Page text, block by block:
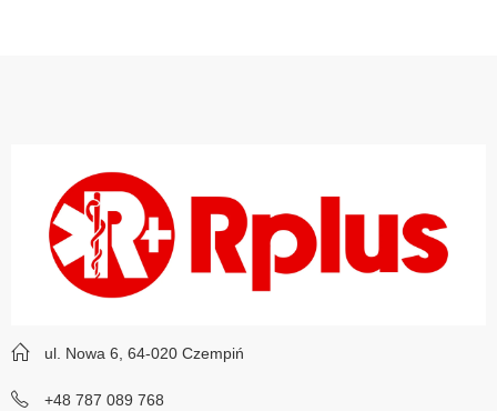
ul. Nowa 6, 64-020 Czempiń
+48 787 089 768